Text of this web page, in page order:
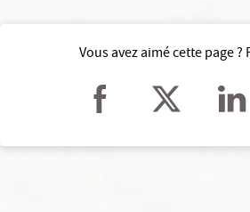
Vous avez aimé cette page ?